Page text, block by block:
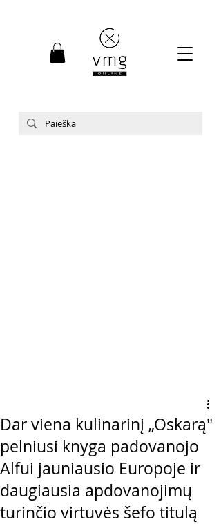
Dar viena kulinarinį „Oskarą"
pelniusi knyga padovanojo
Alfui jauniausio Europoje ir
daugiausia apdovanojimų
turinčio virtuvės šefo titulą